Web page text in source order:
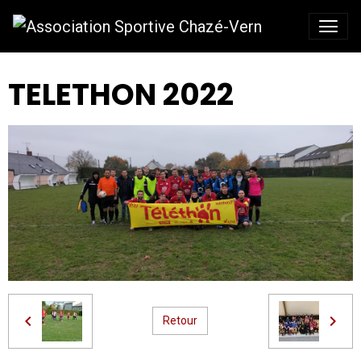
TELETHON 2022
Retour